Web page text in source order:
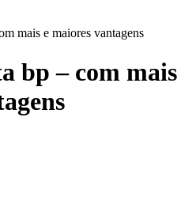
mais e maiores vantagens
bp – com mais